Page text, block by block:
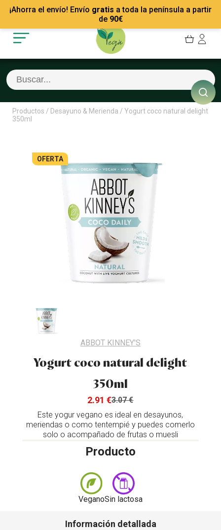
¡Ahorra el envío! Envío gratis a toda la península a partir
de 90€
Mis Pedidos
Mis favoritos
Cerrar sesión
Recetas
Empresas
Contacto
Productos / Desayuno & Merienda / Yogurt coco natural delight
350ml
OFERTA
ABBOT KINNEY'S
Yogurt coco natural delight
350ml
2.91 €3.07 €
Este yogur vegano es ideal en desayunos,
meriendas o como tentempié y puedes comerlo
solo o acompañado de frutas o muesli
Producto
VeganoSin lactosa
Información detallada